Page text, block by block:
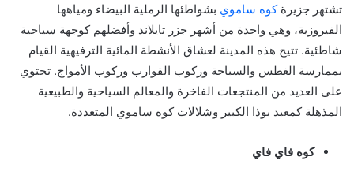
تشتهر جزيرةكوه ساموي بشواطئها الرملية البيضاء ومياهها
الفيروزية، وهي واحدة من أشهر جزر تايلاند وأفضلهم كوجهة سياحية
شاطئية. تتيح هذه المدينة لعشاق الأنشطة المائية الترفيهية القيام
بممارسة الغطس والسباحة وركوب القوارب وركوب الأمواج. تحتوي
على العديد من المنتجعات الفاخرة والمعالم السياحية والطبيعية
المذهلة كمعبد بوذا الكبير وشلالات كوه ساموي المتعددة.
كوه فاي فاي